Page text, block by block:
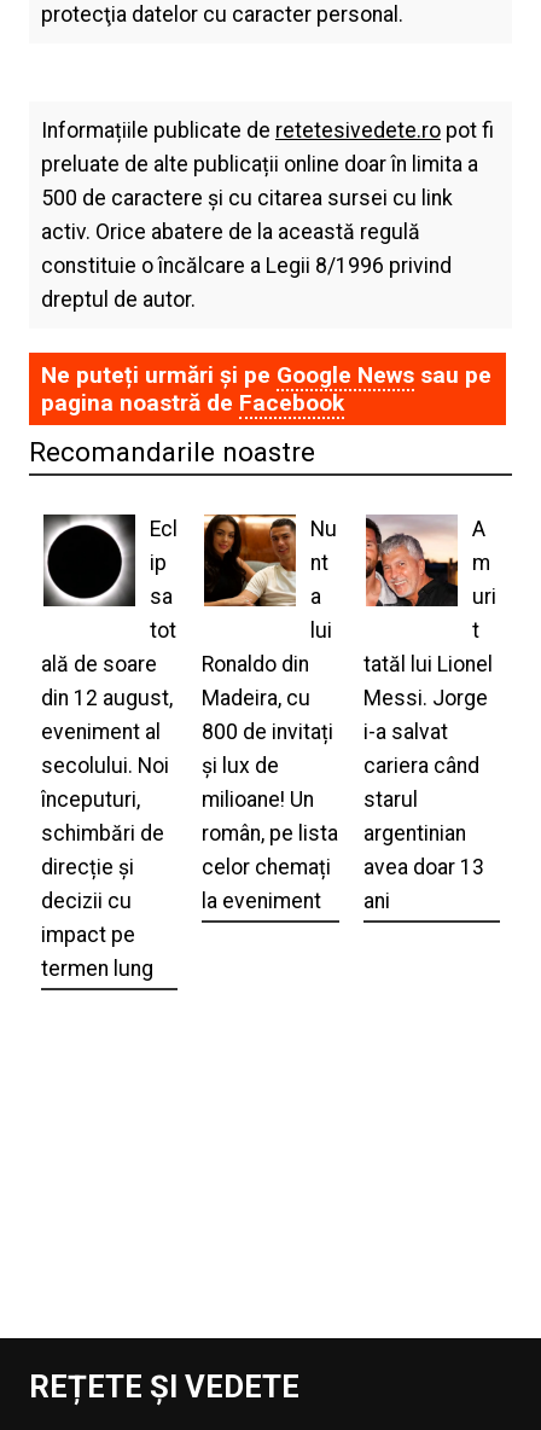
protecţia datelor cu caracter personal.
Informațiile publicate de retetesivedete.ropot fi
preluate de alte publicații online doar în limita a
500 de caractere și cu citarea sursei cu link
activ. Orice abatere de la această regulă
constituie o încălcare a Legii 8/1996 privind
dreptul de autor.
Ne puteți urmări și pe Google Newssau pe
pagina noastră de Facebook
Recomandarile noastre
Ecl
ip
sa
tot
ală de soare
din 12 august,
eveniment al
secolului. Noi
începuturi,
schimbări de
direcție și
decizii cu
impact pe
termen lung
Nu
nt
a
lui
Ronaldo din
Madeira, cu
800 de invitați
și lux de
milioane! Un
român, pe lista
celor chemați
la eveniment
A
m
uri
t
tatăl lui Lionel
Messi. Jorge
i-a salvat
cariera când
starul
argentinian
avea doar 13
ani
REȚETE ȘI VEDETE